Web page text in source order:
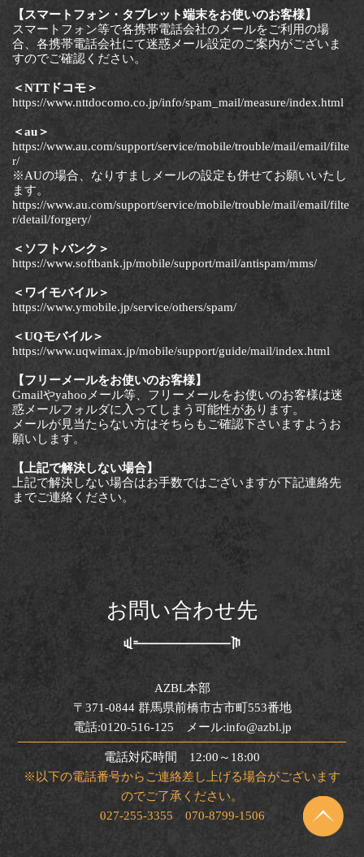
【スマートフォン・タブレット端末をお使いのお客様】
スマートフォン等で各携帯電話会社のメールをご利用の場
合、各携帯電話会社にて迷惑メール設定のご案内がございま
すのでご確認ください。
＜NTTドコモ＞
https://www.nttdocomo.co.jp/info/spam_mail/measure/index.html
＜au＞
https://www.au.com/support/service/mobile/trouble/mail/email/filte
r/
※AUの場合、なりすましメールの設定も併せてお願いいたし
ます。
https://www.au.com/support/service/mobile/trouble/mail/email/filte
r/detail/forgery/
＜ソフトバンク＞
https://www.softbank.jp/mobile/support/mail/antispam/mms/
＜ワイモバイル＞
https://www.ymobile.jp/service/others/spam/
＜UQモバイル＞
https://www.uqwimax.jp/mobile/support/guide/mail/index.html
【フリーメールをお使いのお客様】
Gmailやyahooメール等、フリーメールをお使いのお客様は迷
惑メールフォルダに入ってしまう可能性があります。
メールが見当たらない方はそちらもご確認下さいますようお
願いします。
【上記で解決しない場合】
上記で解決しない場合はお手数ではございますが下記連絡先
までご連絡ください。
お問い合わせ先
AZBL本部
〒371-0844 群馬県前橋市古市町553番地
電話:0120-516-125 メール:info@azbl.jp
電話対応時間 12:00～18:00
※以下の電話番号からご連絡差し上げる場合がございます
のでご了承ください。
027-255-3355 070-8799-1506